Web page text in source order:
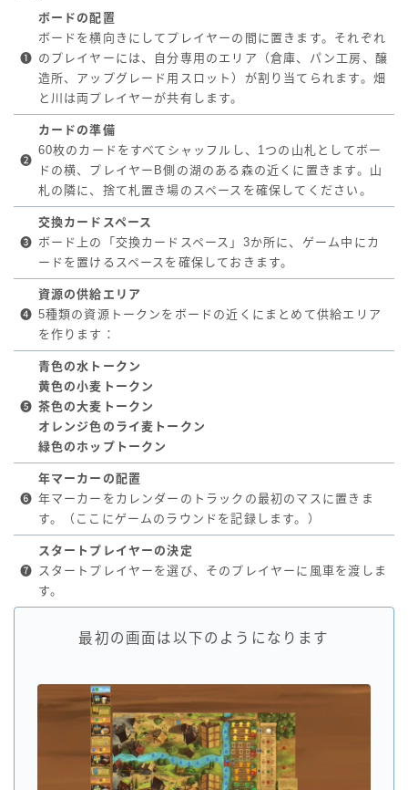
❶
ボードの配置
ボードを横向きにしてプレイヤーの間に置きます。それぞれ
のプレイヤーには、自分専用のエリア（倉庫、パン工房、醸
造所、アップグレード用スロット）が割り当てられます。畑
と川は両プレイヤーが共有します。
❷
カードの準備
60枚のカードをすべてシャッフルし、1つの山札としてボー
ドの横、プレイヤーB側の湖のある森の近くに置きます。山
札の隣に、捨て札置き場のスペースを確保してください。
❸
交換カードスペース
ボード上の「交換カードスペース」3か所に、ゲーム中にカ
ードを置けるスペースを確保しておきます。
❹
資源の供給エリア
5種類の資源トークンをボードの近くにまとめて供給エリア
を作ります：
❺
青色の水トークン
黄色の小麦トークン
茶色の大麦トークン
オレンジ色のライ麦トークン
緑色のホップトークン
❻
年マーカーの配置
年マーカーをカレンダーのトラックの最初のマスに置きま
す。（ここにゲームのラウンドを記録します。）
❼
スタートプレイヤーの決定
スタートプレイヤーを選び、そのプレイヤーに風車を渡しま
す。
最初の画面は以下のようになります